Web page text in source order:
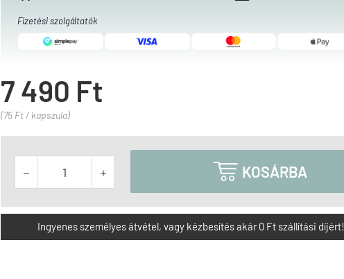
Fizetési szolgáltatók
7 490 Ft
(75 Ft / kapszula)
   KOSÁRBA
Ingyenes személyes átvétel, vagy kézbesítés akár 0 Ft szállítási díjért!